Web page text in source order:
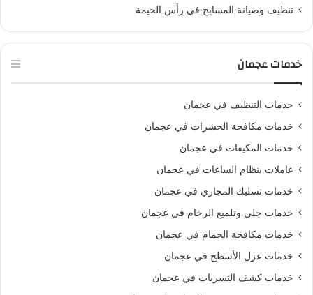
تنظيف وصيانة المسابح في رأس الخيمة
خدمات عجمان
خدمات التنظيف في عجمان
خدمات مكافحة الحشرات في عجمان
خدمات المكيفات في عجمان
عاملات بنظام الساعات في عجمان
خدمات تسليك المجاري في عجمان
خدمات جلي وتلميع الرخام في عجمان
خدمات مكافحة الحمام في عجمان
خدمات عزل الأسطح في عجمان
خدمات كشف التسربات في عجمان